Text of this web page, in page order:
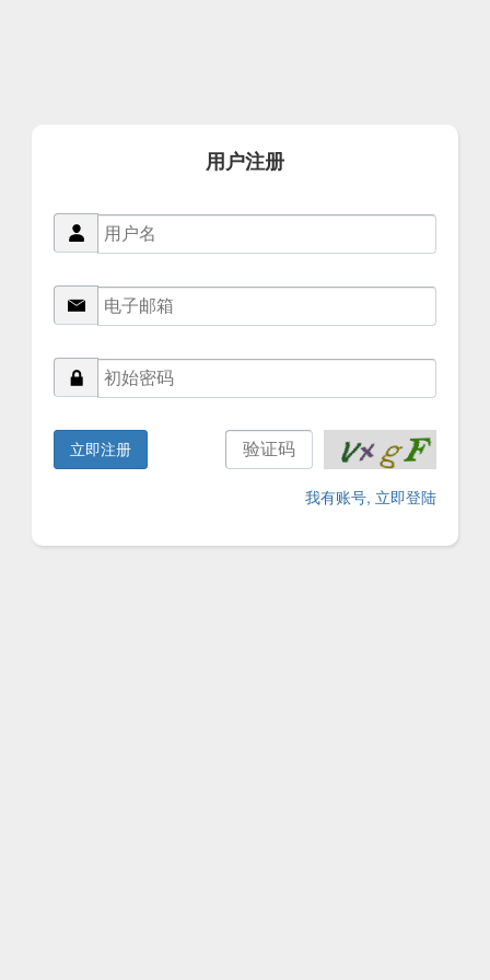
用户注册
立即注册
我有账号, 立即登陆